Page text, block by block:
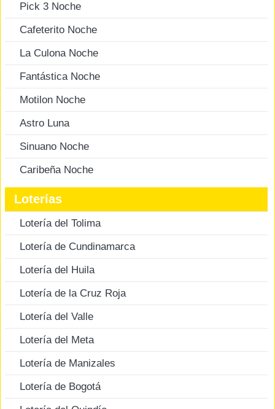
Pick 3 Noche
Cafeterito Noche
La Culona Noche
Fantástica Noche
Motilon Noche
Astro Luna
Sinuano Noche
Caribeña Noche
Loterías
Lotería del Tolima
Lotería de Cundinamarca
Lotería del Huila
Lotería de la Cruz Roja
Lotería del Valle
Lotería del Meta
Lotería de Manizales
Lotería de Bogotá